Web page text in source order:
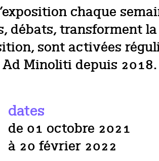
chaque
débats, transforment
sont activées
Ad Minoliti depuis 2018.
dates
de 01 octobre 2021
à 20 février 2022